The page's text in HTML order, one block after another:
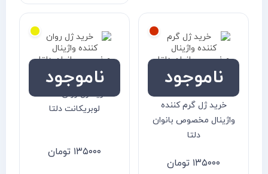
ناموجود
خرید ژل گرم کننده
واژینال مخصوص بانوان
دلتا
۱۳۵۰۰۰ تومان
ناموجود
خرید ژل روان کننده
لوبریکانت دلتا
۱۳۵۰۰۰ تومان